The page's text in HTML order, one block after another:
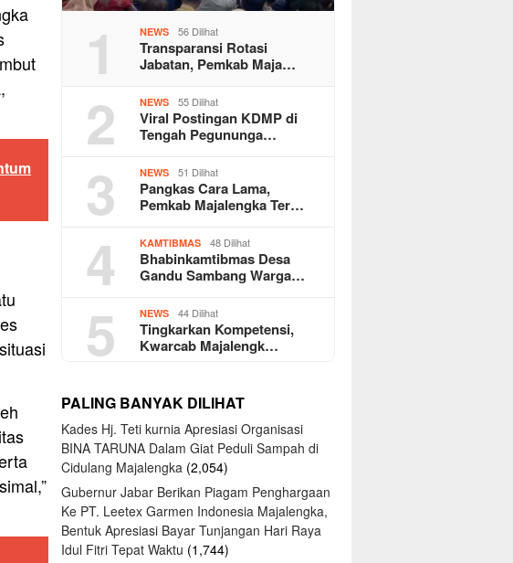
1 NEWS 56 Dilihat
Transparansi Rotasi
Jabatan, Pemkab Maja…
2 NEWS 55 Dilihat
Viral Postingan KDMP di
Tengah Pegununga…
3 NEWS 51 Dilihat
Pangkas Cara Lama,
Pemkab Majalengka Ter…
4 KAMTIBMAS 48 Dilihat
Bhabinkamtibmas Desa
Gandu Sambang Warga…
5 NEWS 44 Dilihat
Tingkarkan Kompetensi,
Kwarcab Majalengk…
PALING BANYAK DILIHAT
Kades Hj. Teti kurnia Apresiasi Organisasi
BINA TARUNA Dalam Giat Peduli Sampah di
Cidulang Majalengka (2,054)
Gubernur Jabar Berikan Piagam Penghargaan
Ke PT. Leetex Garmen Indonesia Majalengka,
Bentuk Apresiasi Bayar Tunjangan Hari Raya
Idul Fitri Tepat Waktu (1,744)